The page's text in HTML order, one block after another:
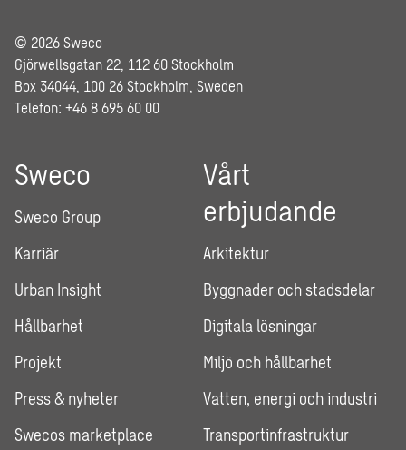
© 2026 Sweco
Gjörwellsgatan 22, 112 60 Stockholm
Box 34044, 100 26 Stockholm, Sweden
Telefon: +46 8 695 60 00
Sweco
Sweco Group
Karriär
Urban Insight
Hållbarhet
Projekt
Press & nyheter
Swecos marketplace
Vårt
erbjudande
Arkitektur
Byggnader och stadsdelar
Digitala lösningar
Miljö och hållbarhet
Vatten, energi och industri
Transportinfrastruktur